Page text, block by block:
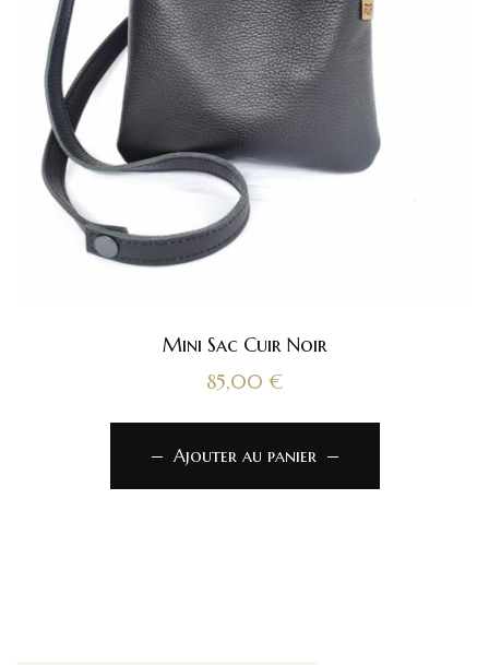
Mini Sac Cuir Noir
85,00 €
Ajouter au panier